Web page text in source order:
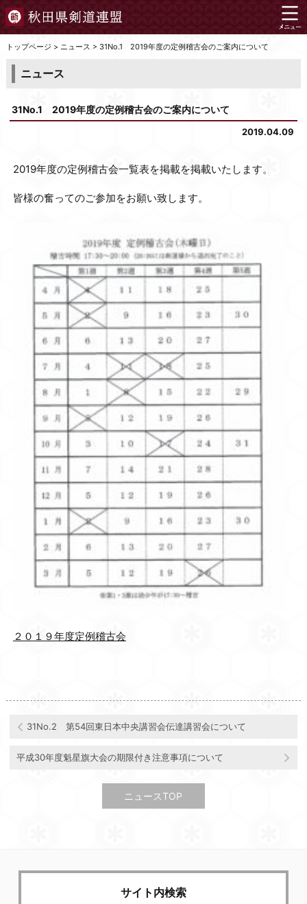
トップページ > ニュース > 31No.1 2019年度の定例稽古会のご案内について
ニュース
31No.1 2019年度の定例稽古会のご案内について
2019.04.09
2019年度の定例稽古会一覧表を掲載を掲載いたします。
皆様の奮ってのご参加をお願い致します。
２０１９年度定例稽古会
31No.2 第54回東日本中央講習会伝達講習会について
平成30年度魁星旗大会の期限付き注意事項について
ニュースTOP
サイト内検索